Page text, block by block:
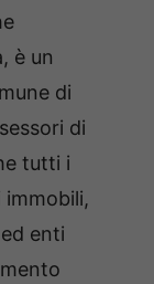
è un
di
di
tutti i
enti